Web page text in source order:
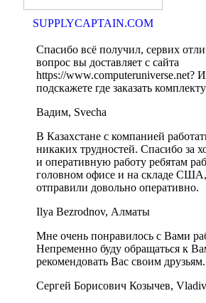
SUPPLYCAPTAIN.COM
Спасибо всё получил, сервих
вопрос вы доставляет с сайта
https://www.computeruniverse.net?
подскажете где заказать
Вадим, Svecha
В Казахстане с компанией
никаких трудностей. Спасибо за
и оперативную работу ребятам
головном офисе и на складе
отправили довольно оперативно.
Ilya Bezrodnov, Алматы
Мне очень понравилось с Вами
Непременно буду обращаться к
рекомендовать Вас своим друзьям.
Сергей Борисович Козычев,